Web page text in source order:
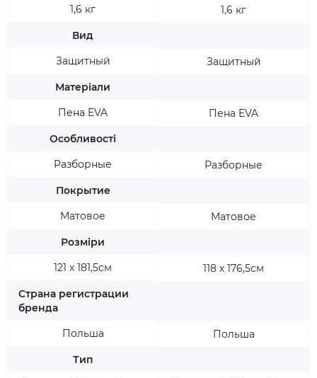
1,6 кг
Вид
Защитный
Матеріали
Пена EVA
Особливості
Разборные
Покрытие
Матовое
Розміри
121 х 181,5см
Страна регистрации
бренда
Польша
Тип
1,6 кг
Защитный
Пена EVA
Разборные
Матовое
118 х 176,5см
Польша